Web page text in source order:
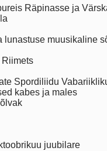
Räpinasse ja
lunastuse muusikaline
Riimets
Spordiliidu
kabes ja males
juubilare